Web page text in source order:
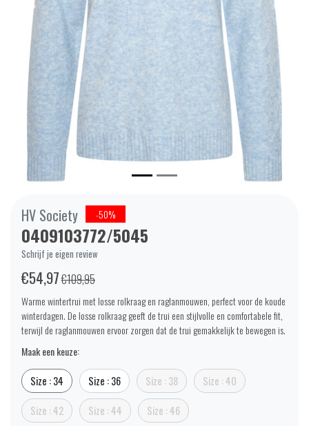
Vorige
HV Society -50%
0409103772/5045
Schrijf je eigen review
€54,97€109,95
Warme wintertrui met losse rolkraag en raglanmouwen, perfect voor de koude
winterdagen. De losse rolkraag geeft de trui een stijlvolle en comfortabele fit,
terwijl de raglanmouwen ervoor zorgen dat de trui gemakkelijk te bewegen is.
Maak een keuze:
Size : 34 Size : 36 Size : 38 Size : 40
Size : 42 Size : 44 Size : 46